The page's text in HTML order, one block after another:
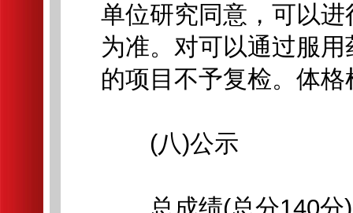
单位研究同意，可以
为准。对可以通过服
的项目不予复检。体
(八)公示
总成绩(总分140分